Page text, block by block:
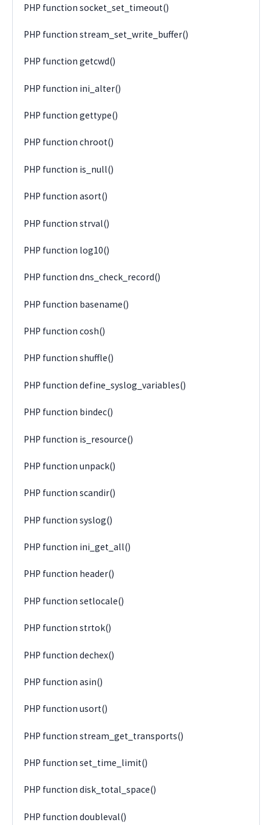
PHP function socket_set_timeout()
PHP function stream_set_write_buffer()
PHP function getcwd()
PHP function ini_alter()
PHP function gettype()
PHP function chroot()
PHP function is_null()
PHP function asort()
PHP function strval()
PHP function log10()
PHP function dns_check_record()
PHP function basename()
PHP function cosh()
PHP function shuffle()
PHP function define_syslog_variables()
PHP function bindec()
PHP function is_resource()
PHP function unpack()
PHP function scandir()
PHP function syslog()
PHP function ini_get_all()
PHP function header()
PHP function setlocale()
PHP function strtok()
PHP function dechex()
PHP function asin()
PHP function usort()
PHP function stream_get_transports()
PHP function set_time_limit()
PHP function disk_total_space()
PHP function doubleval()